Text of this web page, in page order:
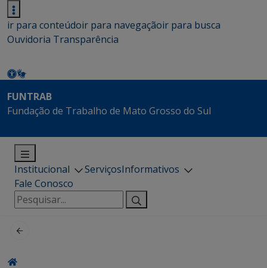
ir para conteúdoir para navegaçãoir para busca
Ouvidoria Transparência
FUNTRAB
Fundação de Trabalho de Mato Grosso do Sul
Institucional ServiçosInformativos
Fale Conosco
Pesquisar
por: